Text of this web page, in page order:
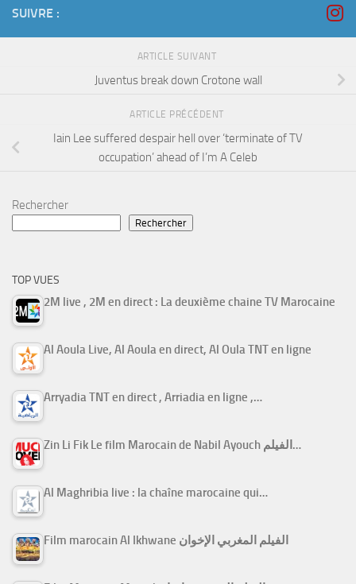
SUIVRE :
ARTICLE SUIVANT
Juventus break down Crotone wall
ARTICLE PRÉCÉDENT
Iain Lee suffered despair hell over ‘terminate of TV
occupation’ ahead of I’m A Celeb
Rechercher
Rechercher
TOP VUES
2M live , 2M en direct : La deuxième chaine TV Marocaine
Al Aoula Live, Al Aoula en direct, Al Oula TNT en ligne
Arryadia TNT en direct , Arriadia en ligne ,…
Zin Li Fik Le film Marocain de Nabil Ayouch الفيلم…
Al Maghribia live : la chaîne marocaine qui…
Film marocain Al Ikhwane الفيلم المغربي الإخوان